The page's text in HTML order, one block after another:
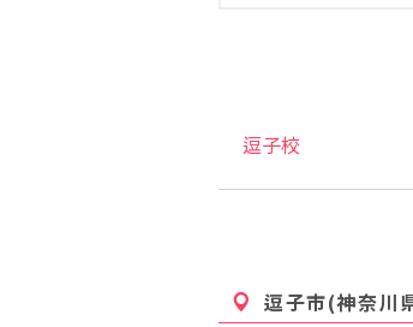
逗子校
逗子市(神奈川